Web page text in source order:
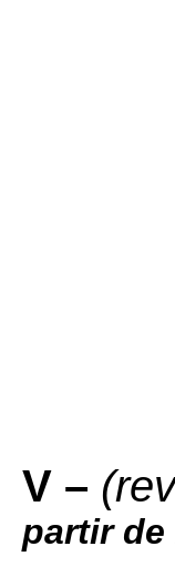
V –
partir de